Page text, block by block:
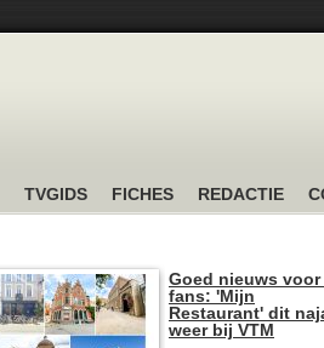
TVGIDS FICHES REDACTIE
Goed nieuws voor
fans: 'Mijn
Restaurant' dit
weer bij VTM